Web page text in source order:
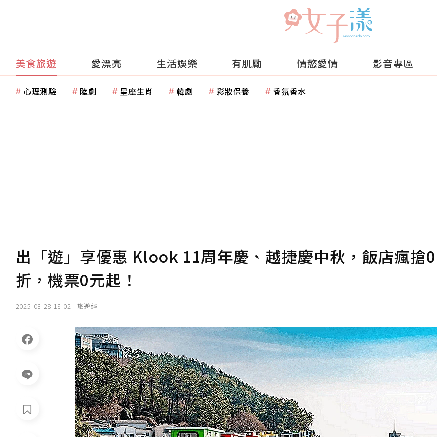
美食旅遊 愛漂亮 生活娛樂 有肌勵 情慾愛情 影音專區
心理測驗 陸劇 星座生肖 韓劇 彩妝保養 香氛香水
出「遊」享優惠 Klook 11周年慶、越捷慶中秋，飯店瘋搶
折，機票0元起！
2025-09-28 18:02 旅遊經